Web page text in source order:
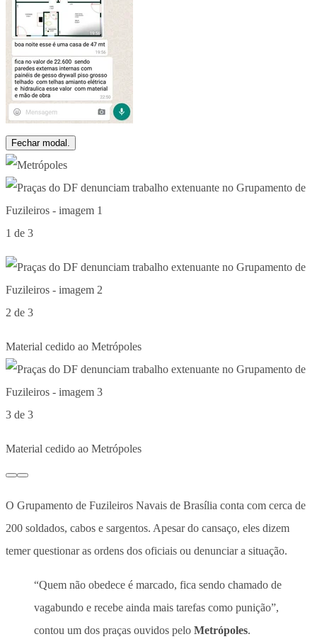
Fechar modal.
1 de 3
2 de 3
Material cedido ao Metrópoles
3 de 3
Material cedido ao Metrópoles
O Grupamento de Fuzileiros Navais de Brasília conta com cerca de
200 soldados, cabos e sargentos. Apesar do cansaço, eles dizem
temer questionar as ordens dos oficiais ou denunciar a situação.
“Quem não obedece é marcado, fica sendo chamado de
vagabundo e recebe ainda mais tarefas como punição”,
contou um dos praças ouvidos pelo Metrópoles.